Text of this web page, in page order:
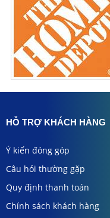
HỖ TRỢ KHÁCH HÀNG
Ý kiến đóng góp
Câu hỏi thường gặp
Quy định thanh toán
Chính sách khách hàng